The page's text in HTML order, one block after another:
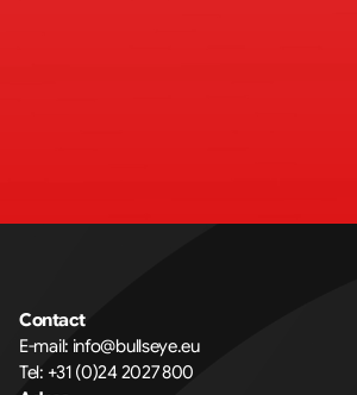
Contact
E-mail: info@bullseye.eu
Tel: +31 (0)24 2027 800